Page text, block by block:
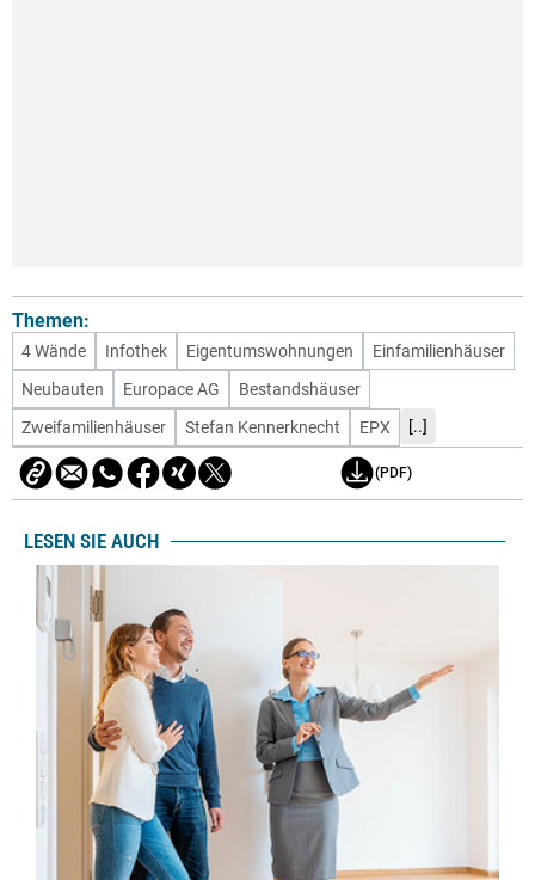
Themen:
4 Wände Infothek Eigentumswohnungen
Einfamilienhäuser
Neubauten
Europace AG
Bestandshäuser
Zweifamilienhäuser
Stefan Kennerknecht EPX [..]
(PDF)
LESEN SIE AUCH